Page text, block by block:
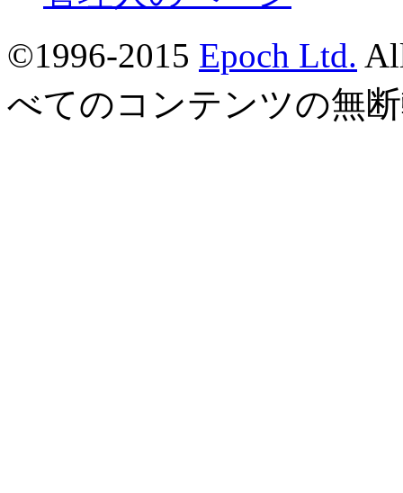
©1996-2015 Epoch Ltd.
べてのコンテンツの無